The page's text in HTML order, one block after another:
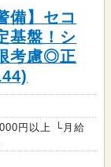
備】セコ
基盤！シ
考慮◎正
円以上 └月給